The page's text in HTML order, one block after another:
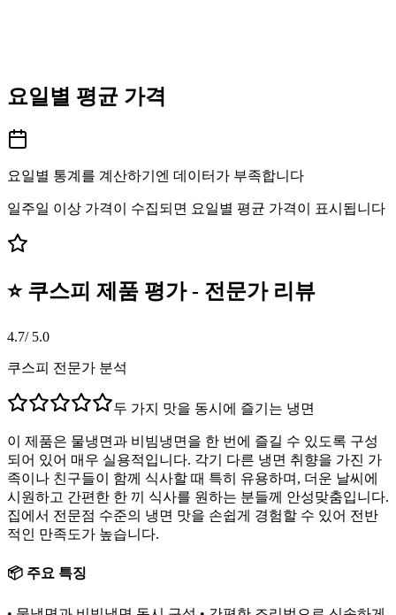
요일별 평균 가격
요일별 통계를 계산하기엔 데이터가 부족합니다
일주일 이상 가격이 수집되면 요일별 평균 가격이 표시됩니다
⭐ 쿠스피 제품 평가 - 전문가 리뷰
4.7/ 5.0
쿠스피 전문가 분석
두 가지 맛을 동시에 즐기는 냉면
이 제품은 물냉면과 비빔냉면을 한 번에 즐길 수 있도록 구성
되어 있어 매우 실용적입니다. 각기 다른 냉면 취향을 가진 가
족이나 친구들이 함께 식사할 때 특히 유용하며, 더운 날씨에
시원하고 간편한 한 끼 식사를 원하는 분들께 안성맞춤입니다.
집에서 전문점 수준의 냉면 맛을 손쉽게 경험할 수 있어 전반
적인 만족도가 높습니다.
📦 주요 특징